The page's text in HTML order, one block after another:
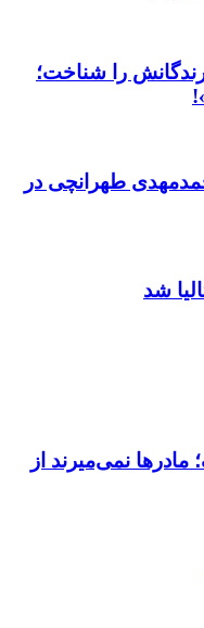
را شناخت؛
طهرانچی در
شد
نمی‌میرند از